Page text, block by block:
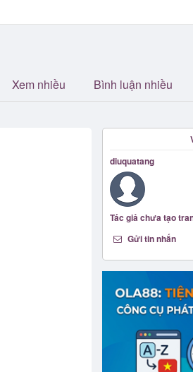
Xem nhiều Bình luận nhiều
diuquatang
Tác giả chưa tạo
Gửi tin nhắn